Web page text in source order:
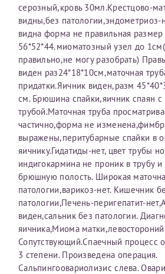
серозный,кровь 30мл.Крестцово-
видны,без патологии,эндометриоз-
видна форма не правильная размер
56*52*44.миоматозный узел до
правильно,не могу разобрать)
виден раз24*18*10см,маточная
придатки.Яичник виден,разм
см. Брюшина спайки,яичник спаян с
трубой.Маточная труба
частично,форма не
выражены,перитубарные спайки в
яичнику.Гидатиды-нет, цвет трубы
индигокармина не проник в трубу и
брюшную полость. Широкая
патологии,варикоз-нет. Кишечник
патологии,Печень-перигепатит-
виден,сальник без патологии.
яичника,Миома матки,левостороний
Сопутствующий.Спаечный процесс
3 степени. Произведена операция.
Сальпингоовариолизис слева.
О каком враче расскажете?
Ваш отзыв
Прикрепить файлы
Принимаю условия
персональных данных
Электронная почта*
Номер телефона*
Номер медицинской карты МЦРМ
Сдать спермограмму
Выберите специальность врача
Или введите его имя
Наши специалисты готовы помочь
общую информацию и
ваших вопросов. Задайте ваш
и мы постараемся ответить на
скорее.
Я подтверждаю, что
приведённым выше.
Далее
изменения и переоформление
налогоплательщика не выполняются.
внимательно проверяйте все данные
заявки.
После отправки заявки вы получите
электронную почту с
принята». Если письмо не поступит,
с МЦРМ для уточнения информации.
Заявление
Прошу выдать справку об оказанных
следующим пациентам:
Фамилия*
Имя*